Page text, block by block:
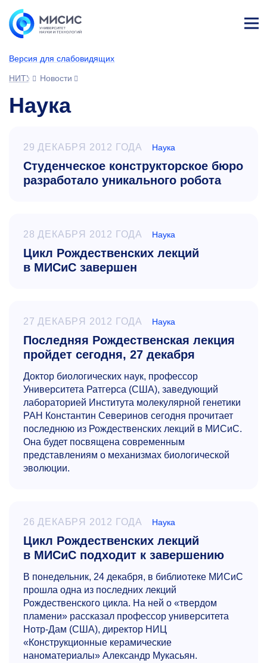
Версия для слабовидящих
НИТУ МИСИС
Новости
Наука
29 ДЕКАБРЯ 2012 ГОДА Наука
Студенческое конструкторское бюро
разработало уникального робота
28 ДЕКАБРЯ 2012 ГОДА Наука
Цикл Рождественских лекций
в МИСиС завершен
27 ДЕКАБРЯ 2012 ГОДА Наука
Последняя Рождественская лекция
пройдет сегодня, 27 декабря
Доктор биологических наук, профессор
Университета Ратгерса (США), заведующий
лабораторией Института молекулярной генетики
РАН Константин Северинов сегодня прочитает
последнюю из Рождественских лекций в МИСиС.
Она будет посвящена современным
представлениям о механизмах биологической
эволюции.
26 ДЕКАБРЯ 2012 ГОДА Наука
Цикл Рождественских лекций
в МИСиС подходит к завершению
В понедельник, 24 декабря, в библиотеке МИСиС
прошла одна из последних лекций
Рождественского цикла. На ней о «твердом
пламени» рассказал профессор университета
Нотр-Дам (США), директор НИЦ
«Конструкционные керамические
наноматериалы» Александр Мукасьян.